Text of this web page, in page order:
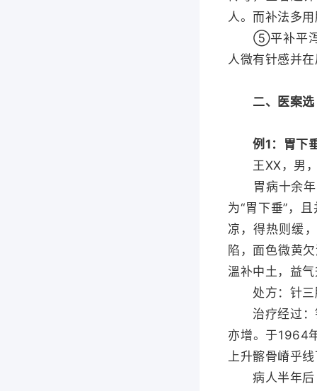
人。而补法多
⑤平补平泻法
人微有针感并
二、医案选
例1：胃下
王XX，男，
胃病十余年
为“胃下垂”，
凉，得热则缓
陷，面色微黄
溫补中土，益
处方：针三
治疗经过：针
亦增。于1964
上升髂骨嵴乎
病人半年后（